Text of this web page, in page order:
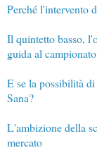
Perché l'intervento
Il quintetto basso,
guida al campionato
E se la possibilità di
Sana?
L'ambizione della
mercato